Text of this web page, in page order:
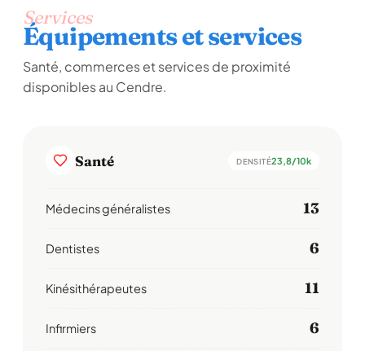
Services
Équipements et services
Santé, commerces et services de proximité
disponibles au Cendre.
Santé DENSITÉ23,8/10k
Médecins généralistes 13
Dentistes 6
Kinésithérapeutes 11
Infirmiers 6